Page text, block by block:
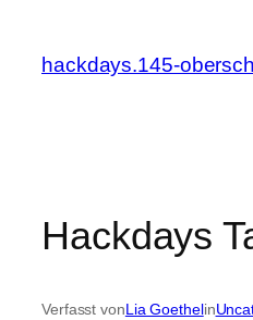
springen
hackdays.145-
Hackdays
Verfasst vonLia Goethelin